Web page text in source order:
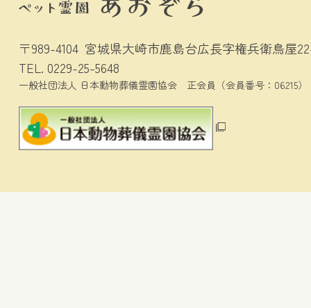
〒989-4104 宮城県大崎市鹿島台広長字権兵衛鳥屋
TEL. 0229-25-5648
一般社団法人 日本動物葬儀霊園協会 正会員（会員番号：06215）